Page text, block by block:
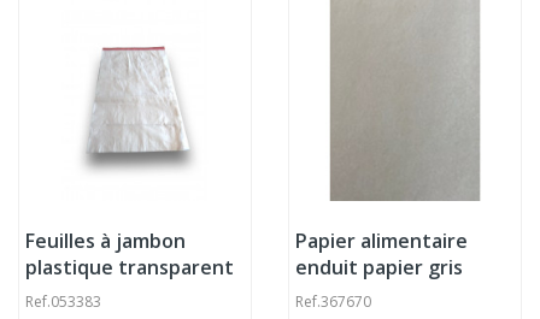
Feuilles à jambon
plastique transparent
800x700x300 mm 12
Ref.053383
Papier alimentaire
enduit papier gris
33x40 cm 40 g/m² (900
Ref.367670